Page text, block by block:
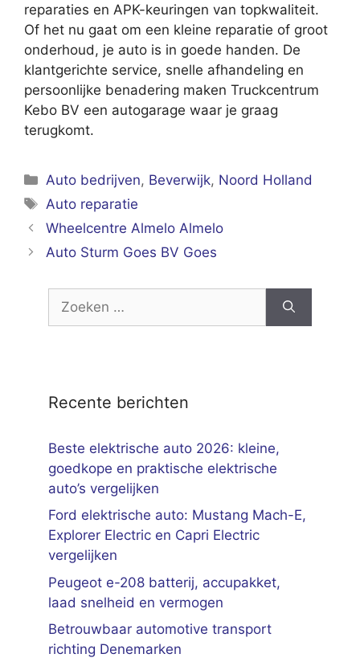
reparaties en APK-keuringen van topkwaliteit.
Of het nu gaat om een kleine reparatie of groot
onderhoud, je auto is in goede handen. De
klantgerichte service, snelle afhandeling en
persoonlijke benadering maken Truckcentrum
Kebo BV een autogarage waar je graag
terugkomt.
Categorieën
Auto bedrijven, Beverwijk, Noord Holland
Tags
Auto reparatie
Wheelcentre Almelo Almelo
Auto Sturm Goes BV Goes
naar:
Recente berichten
Beste elektrische auto 2026: kleine,
goedkope en praktische elektrische
auto’s vergelijken
Ford elektrische auto: Mustang Mach-E,
Explorer Electric en Capri Electric
vergelijken
Peugeot e-208 batterij, accupakket,
laad snelheid en vermogen
Betrouwbaar automotive transport
richting Denemarken